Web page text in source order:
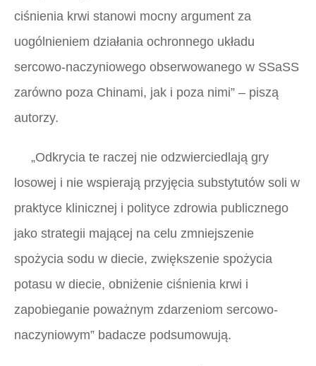
ciśnienia krwi stanowi mocny argument za
uogólnieniem działania ochronnego układu
sercowo-naczyniowego obserwowanego w SSaSS
zarówno poza Chinami, jak i poza nimi” – piszą
autorzy.
„Odkrycia te raczej nie odzwierciedlają gry
losowej i nie wspierają przyjęcia substytutów soli w
praktyce klinicznej i polityce zdrowia publicznego
jako strategii mającej na celu zmniejszenie
spożycia sodu w diecie, zwiększenie spożycia
potasu w diecie, obniżenie ciśnienia krwi i
zapobieganie poważnym zdarzeniom sercowo-
naczyniowym” badacze podsumowują.